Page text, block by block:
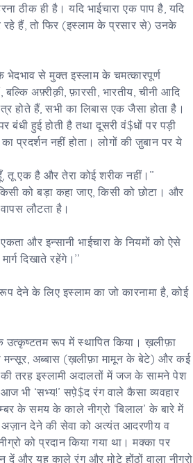
ठीक ही है। यदि भाईचारा एक पाप है, यदि
रहे हैं, तो फिर (इस्लाम के प्रसार से) उनके
से मुक्त इस्लाम के चमत्कारपूर्ण
बल्कि अफ़्रीक़ी, फ़ारसी, भारतीय, चीनी आदि
होते हैं, सभी का लिबास एक जैसा होता है।
बंधी हुई होती है तथा दूसरी वं$धों पर पड़ी
प्रदर्शन नहीं होता। लोगों की जु़बान पर ये
तू एक है और तेरा कोई शरीक नहीं।’’
को बड़ा कहा जाए, किसी को छोटा। और
लौटता है।
एकता और इन्सानी भाईचारा के नियमों को ऐसे
दिखाते रहेंगे।’’
देने के लिए इस्लाम का जो कारनामा है, कोई
रूप में स्थापित किया। ख़लीफ़ा
मन्सूर, अब्बास (ख़लीफ़ा मामून के बेटे) और कई
तरह इस्लामी अदालतों में जज के सामने पेश
भी ‘सभ्य!’ सपे़$द रंग वाले कैसा व्यवहार
के समय के काले नीग्रो ‘बिलाल’ के बारे में
देने की सेवा को अत्यंत आदरणीय व
को प्रदान किया गया था। मक्का पर
और यह काले रंग और मोटे होंठों वाला नीग्रो